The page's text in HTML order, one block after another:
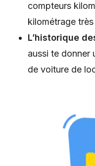
compteurs
kilométrage très
L’historique
aussi te donner
de voiture de